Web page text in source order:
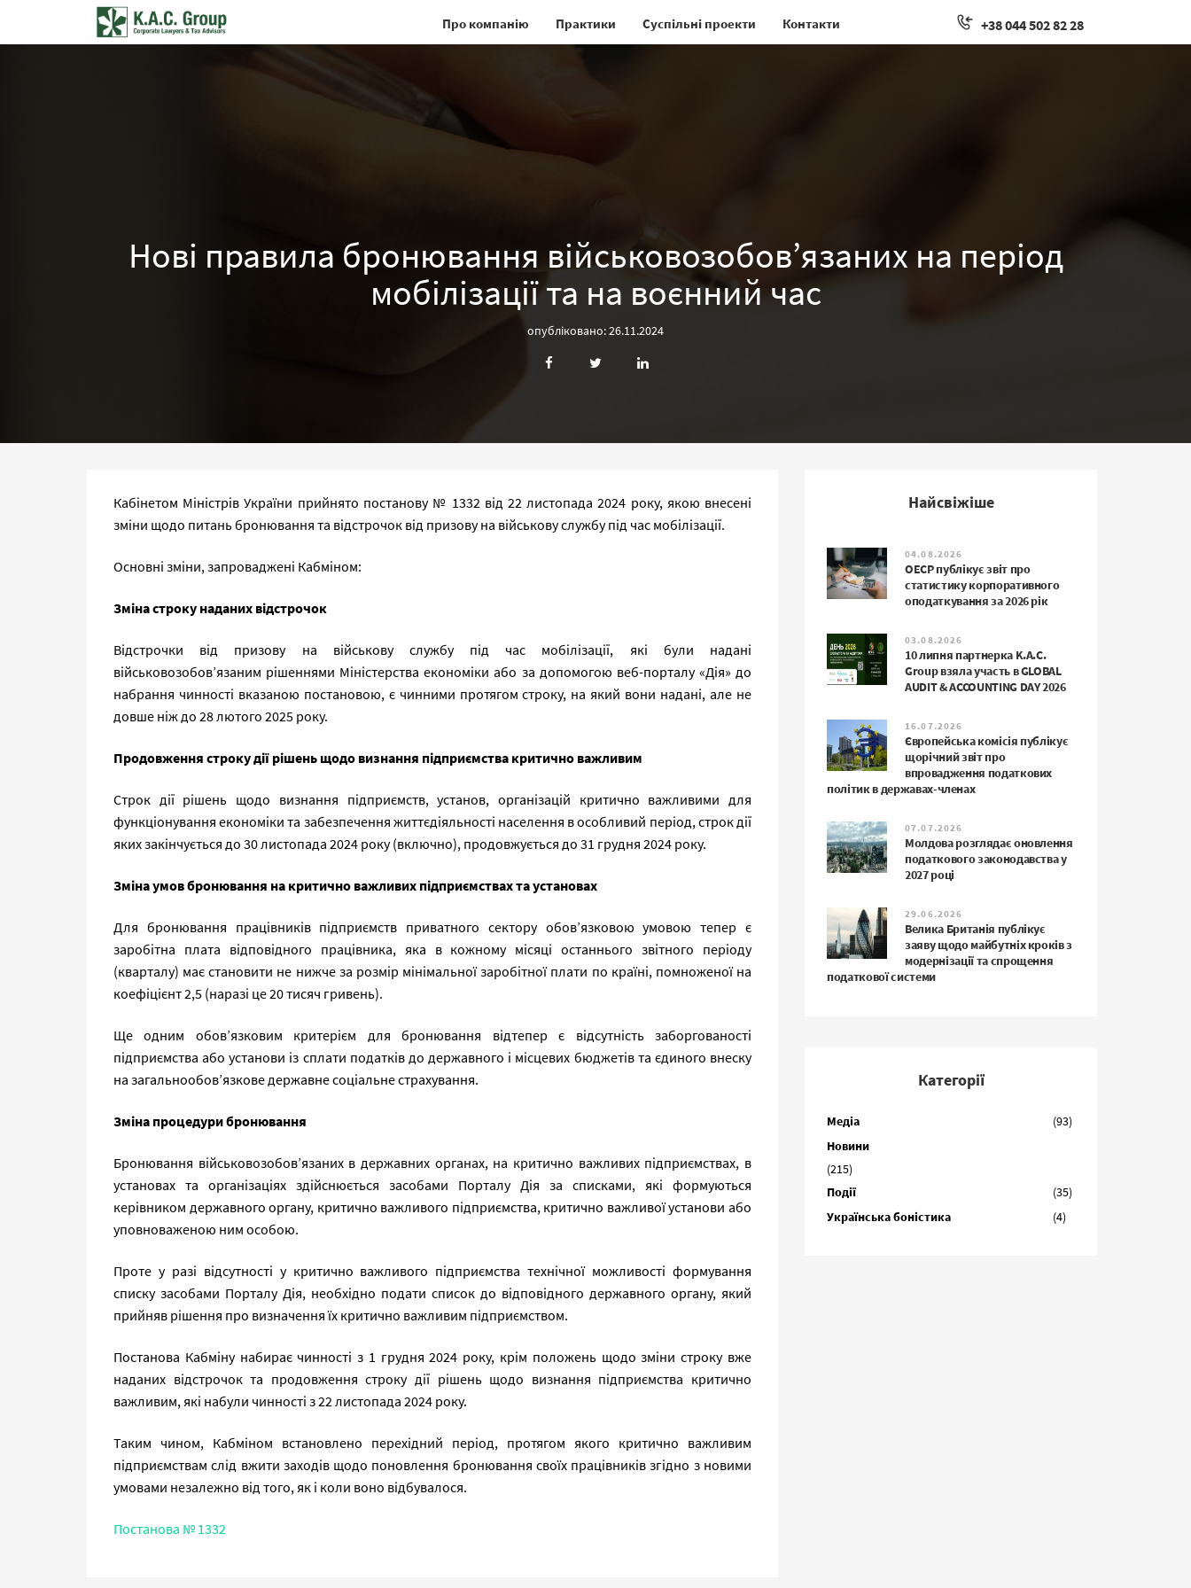
+38 044 502 82 28
Про компанію Практики Суспільні проекти Контакти
Нові правила бронювання військовозобов’язаних на період
мобілізації та на воєнний час
опубліковано: 26.11.2024
Кабінетом Міністрів України прийнято постанову № 1332 від 22 листопада 2024 року, якою внесені
зміни щодо питань бронювання та відстрочок від призову на військову службу під час мобілізації.
Основні зміни, запроваджені Кабміном:
Зміна строку наданих відстрочок
Відстрочки від призову на військову службу під час мобілізації, які були надані
військовозобов’язаним рішеннями Міністерства економіки або за допомогою веб-порталу «Дія» до
набрання чинності вказаною постановою, є чинними протягом строку, на який вони надані, але не
довше ніж до 28 лютого 2025 року.
Продовження строку дії рішень щодо визнання підприємства критично важливим
Строк дії рішень щодо визнання підприємств, установ, організацій критично важливими для
функціонування економіки та забезпечення життєдіяльності населення в особливий період, строк дії
яких закінчується до 30 листопада 2024 року (включно), продовжується до 31 грудня 2024 року.
Зміна умов бронювання на критично важливих підприємствах та установах
Для бронювання працівників підприємств приватного сектору обов’язковою умовою тепер є
заробітна плата відповідного працівника, яка в кожному місяці останнього звітного періоду
(кварталу) має становити не нижче за розмір мінімальної заробітної плати по країні, помноженої на
коефіцієнт 2,5 (наразі це 20 тисяч гривень).
Ще одним обов’язковим критерієм для бронювання відтепер є відсутність заборгованості
підприємства або установи із сплати податків до державного і місцевих бюджетів та єдиного внеску
на загальнообов’язкове державне соціальне страхування.
Зміна процедури бронювання
Бронювання військовозобов’язаних в державних органах, на критично важливих підприємствах, в
установах та організаціях здійснюється засобами Порталу Дія за списками, які формуються
керівником державного органу, критично важливого підприємства, критично важливої установи або
уповноваженою ним особою.
Проте у разі відсутності у критично важливого підприємства технічної можливості формування
списку засобами Порталу Дія, необхідно подати список до відповідного державного органу, який
прийняв рішення про визначення їх критично важливим підприємством.
Постанова Кабміну набирає чинності з 1 грудня 2024 року, крім положень щодо зміни строку вже
наданих відстрочок та продовження строку дії рішень щодо визнання підприємства критично
важливим, які набули чинності з 22 листопада 2024 року.
Таким чином, Кабміном встановлено перехідний період, протягом якого критично важливим
підприємствам слід вжити заходів щодо поновлення бронювання своїх працівників згідно з новими
умовами незалежно від того, як і коли воно відбувалося.
Постанова № 1332
Найсвіжіше
04.08.2026
ОЕСР публікує звіт про
статистику корпоративного
оподаткування за 2026 рік
03.08.2026
10 липня партнерка K.A.C.
Group взяла участь в GLOBAL
AUDIT & ACCOUNTING DAY 2026
16.07.2026
Європейська комісія публікує
щорічний звіт про
впровадження податкових
політик в державах-членах
07.07.2026
Молдова розглядає оновлення
податкового законодавства у
2027 році
29.06.2026
Велика Британія публікує
заяву щодо майбутніх кроків з
модернізації та спрощення
податкової системи
Категорії
Медіа
(93)
Новини
(215)
Події
(35)
Українська боністика
(4)